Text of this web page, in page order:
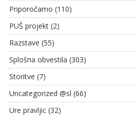
Priporočamo (110)
PUŠ projekt (2)
Razstave (55)
Splošna obvestila (303)
Storitve (7)
Uncategorized @sl (66)
Ure pravljic (32)